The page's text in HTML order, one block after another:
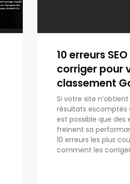
10 erreurs
corriger pour
classement
Si votre site n’obtient
résultats escomptés
est possible que des
freinent sa
10 erreurs les plus
comment les